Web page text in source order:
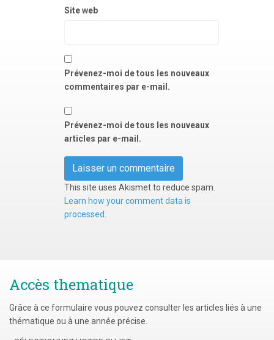
Site web
Prévenez-moi de tous les nouveaux
commentaires par e-mail.
Prévenez-moi de tous les nouveaux
articles par e-mail.
This site uses Akismet to reduce spam.
Learn how your comment data is
processed.
Accès thematique
Grâce à ce formulaire vous pouvez consulter les articles liés à une
thématique ou à une année précise.